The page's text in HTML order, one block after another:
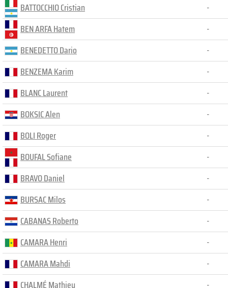
BATTOCCHIO Cristian
-
BEN ARFA Hatem
-
BENEDETTO Dario
-
BENZEMA Karim
-
BLANC Laurent
-
BOKSIC Alen
-
BOLI Roger
-
BOUFAL Sofiane
-
BRAVO Daniel
-
BURSAC Milos
-
CABANAS Roberto
-
CAMARA Henri
-
CAMARA Mahdi
-
CHALMÉ Mathieu
-